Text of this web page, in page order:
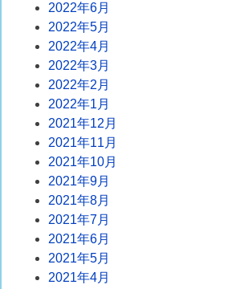
2022年6月
2022年5月
2022年4月
2022年3月
2022年2月
2022年1月
2021年12月
2021年11月
2021年10月
2021年9月
2021年8月
2021年7月
2021年6月
2021年5月
2021年4月